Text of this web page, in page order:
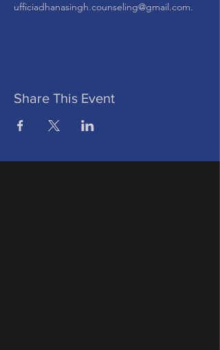
ufficiadhanasingh.counseling@gmail.com.
Share This Event